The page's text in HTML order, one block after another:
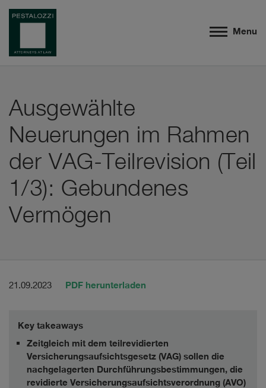
Menu
Ausgewählte
Neuerungen im Rahmen
der VAG-Teilrevision (Teil
1/3): Gebundenes
Vermögen
21.09.2023 PDF herunterladen
Key takeaways
Zeitgleich mit dem teilrevidierten
Versicherungsaufsichtsgesetz (VAG) sollen die
nachgelagerten Durchführungsbestimmungen, die
revidierte Versicherungsaufsichtsverordnung (AVO)